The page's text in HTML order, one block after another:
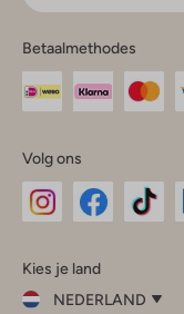
Betaalmethodes
Volg ons
InstagramFacebook
Kies je land
NEDERLAND